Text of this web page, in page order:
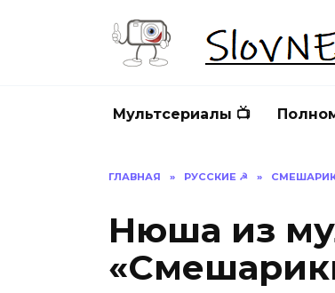
Мультсериалы 📺
ГЛАВНАЯ » РУССКИЕ ☭ »
Нюша из